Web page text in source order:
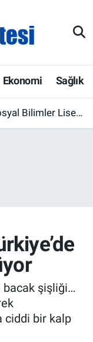
Ekonomi Sağlık
Yeni Eğitim Yılına Hazır
bacak şişliği…
ciddi bir kalp